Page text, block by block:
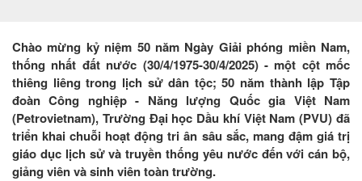
Chào mừng kỷ niệm 50 năm Ngày Giải phóng miền Nam,
thống nhất đất nước (30/4/1975-30/4/2025) - một cột mốc
thiêng liêng trong lịch sử dân tộc; 50 năm thành lập Tập
đoàn Công nghiệp - Năng lượng Quốc gia Việt Nam
(Petrovietnam), Trường Đại học Dầu khí Việt Nam (PVU) đã
triển khai chuỗi hoạt động tri ân sâu sắc, mang đậm giá trị
giáo dục lịch sử và truyền thống yêu nước đến với cán bộ,
giảng viên và sinh viên toàn trường.